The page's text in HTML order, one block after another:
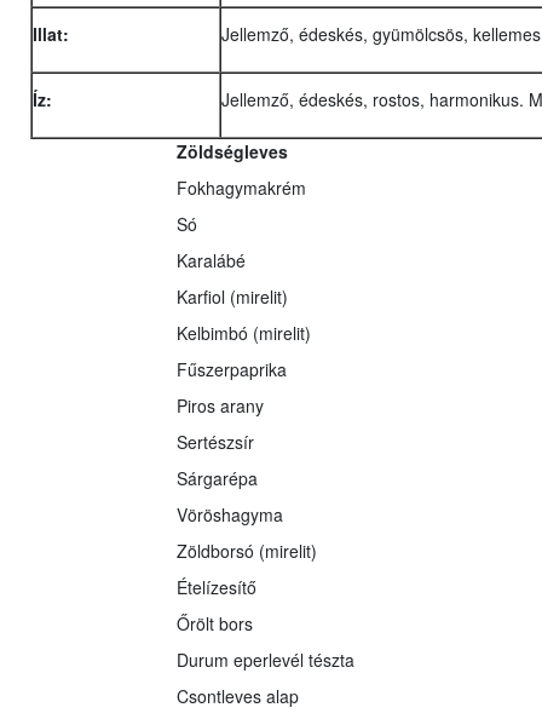
Illat: Jellemző, édeskés, gyümölcsös,
Íz: Jellemző, édeskés, rostos, harmonikus.
Zöldségleves
Fokhagymakrém
Só
Karalábé
Karfiol (mirelit)
Kelbimbó (mirelit)
Fűszerpaprika
Piros arany
Sertészsír
Sárgarépa
Vöröshagyma
Zöldborsó (mirelit)
Ételízesítő
Őrölt bors
Durum eperlevél tészta
Csontleves alap